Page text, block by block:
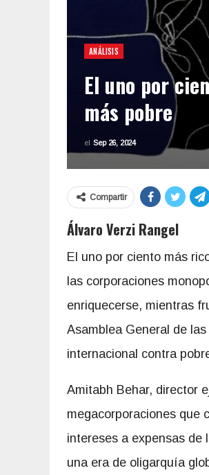
ANÁLISIS
El uno por
más pobre
el Sep 26, 2024
Compartir
Álvaro Verzi Rangel
El uno por ciento más
las corporaciones
enriquecerse, mientras
Asamblea General de
internacional contra
Amitabh Behar, director
megacorporaciones que
intereses a expensas de
una era de oligarquía